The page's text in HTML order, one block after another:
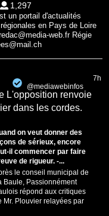
1,297
un portail d'actualités
en Pays de Loire
web.fr Régie
@mediawebinfos
7h
L'opposition renvoie
dans les cordes.
on veut donner des
de sérieux, encore
il commencer par faire
de rigueur. -...
le conseil municipal de
Baule, Passionnément
répond aux critiques
Mr. Plouvier relayées par